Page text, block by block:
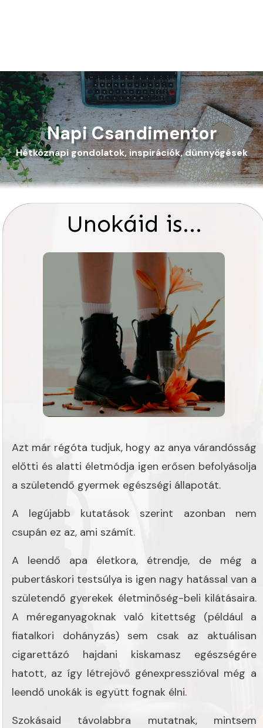
Napi Csandimentor
Hétköznapi gondolatok, inspirációk, dünnyögések
Unokáid is…
Azt már régóta tudjuk, hogy az anya várandósság
előtti és alatti életmódja igen erősen befolyásolja
a születendő gyermek egészségi állapotát.
A legújabb kutatások szerint azonban nem
csupán ez az, ami számít.
A leendő apa életkora, étrendje, de még a
pubertáskori testsúlya is igen nagy hatással van a
születendő gyerekek életminőség-beli kilátásaira.
A méreganyagoknak való kitettség (például a
fiatalkori dohányzás) sem csak az aktuálisan
cigarettázó hajdani kiskamasz egészségére
hatott, az így létrejövő génexpresszióval még a
leendő unokák is együtt fognak élni.
Szokásaid távolabbra mutatnak, mintsem